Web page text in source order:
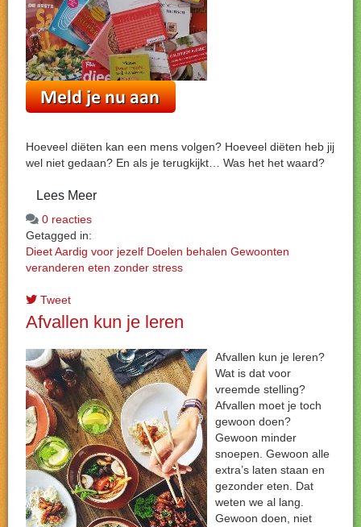
Hoeveel diëten kan een mens volgen? Hoeveel diëten heb jij
wel niet gedaan? En als je terugkijkt… Was het het waard?
Lees Meer
0 reacties
Getagged in:
DieetAardig voor jezelf Doelen behalen Gewoonten
veranderen eten zonder stress
Tweet
Afvallen kun je leren
Afvallen kun je leren?
Wat is dat voor
vreemde stelling?
Afvallen moet je toch
gewoon doen?
Gewoon minder
snoepen. Gewoon alle
extra’s laten staan en
gezonder eten. Dat
weten we al lang.
Gewoon doen, niet